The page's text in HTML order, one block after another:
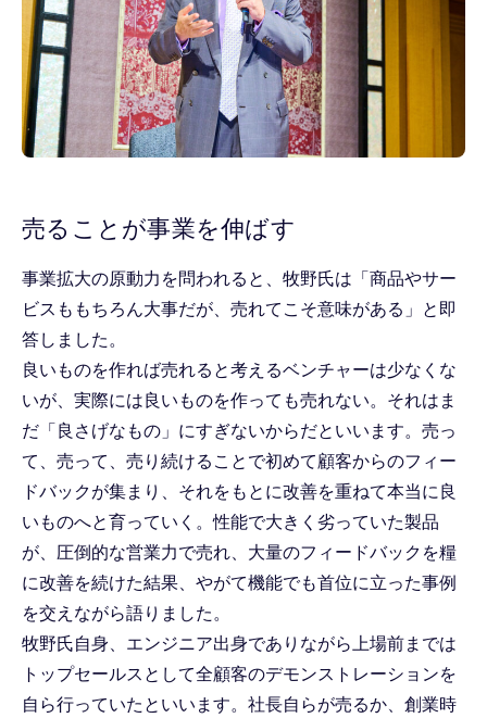
売ることが事業を伸ばす
事業拡大の原動力を問われると、牧野氏は「商品やサー
ビスももちろん大事だが、売れてこそ意味がある」と即
答しました。
良いものを作れば売れると考えるベンチャーは少なくな
いが、実際には良いものを作っても売れない。それはま
だ「良さげなもの」にすぎないからだといいます。売っ
て、売って、売り続けることで初めて顧客からのフィー
ドバックが集まり、それをもとに改善を重ねて本当に良
いものへと育っていく。性能で大きく劣っていた製品
が、圧倒的な営業力で売れ、大量のフィードバックを糧
に改善を続けた結果、やがて機能でも首位に立った事例
を交えながら語りました。
牧野氏自身、エンジニア出身でありながら上場前までは
トップセールスとして全顧客のデモンストレーションを
自ら行っていたといいます。社長自らが売るか、創業時